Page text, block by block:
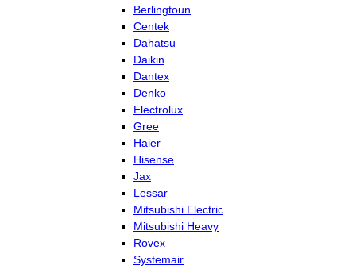
Berlingtoun
Centek
Dahatsu
Daikin
Dantex
Denko
Electrolux
Gree
Haier
Hisense
Jax
Lessar
Mitsubishi Electric
Mitsubishi Heavy
Rovex
Systemair